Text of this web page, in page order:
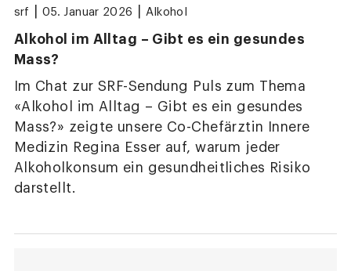
srf 05. Januar 2026 Alkohol
Alkohol im Alltag – Gibt es ein gesundes
Mass?
Im Chat zur SRF-Sendung Puls zum Thema
«Alkohol im Alltag – Gibt es ein gesundes
Mass?» zeigte unsere Co-Chefärztin Innere
Medizin Regina Esser auf, warum jeder
Alkoholkonsum ein gesundheitliches Risiko
darstellt.